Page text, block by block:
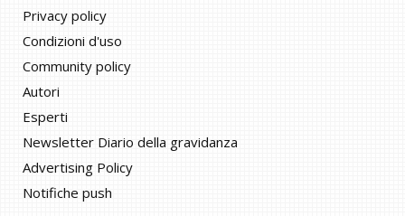
Privacy policy
Condizioni d'uso
Community policy
Autori
Esperti
Newsletter Diario della gravidanza
Advertising Policy
Notifiche push